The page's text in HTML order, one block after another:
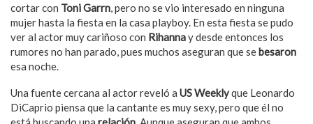
cortar con Toni Garrn, pero no se vio interesado en ninguna
mujer hasta la fiesta en la casa playboy. En esta fiesta se pudo
ver al actor muy cariñoso con Rihannay desde entonces los
rumores no han parado, pues muchos aseguran que sebesaron
esa noche.
Una fuente cercana al actor reveló a US Weeklyque Leonardo
DiCaprio piensa que la cantante es muy sexy, pero que él no